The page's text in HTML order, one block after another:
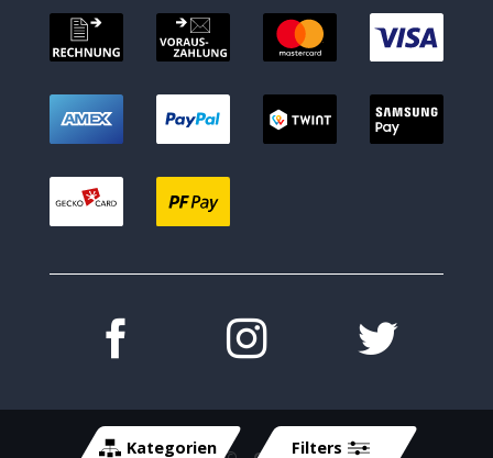
Kategorien Filters